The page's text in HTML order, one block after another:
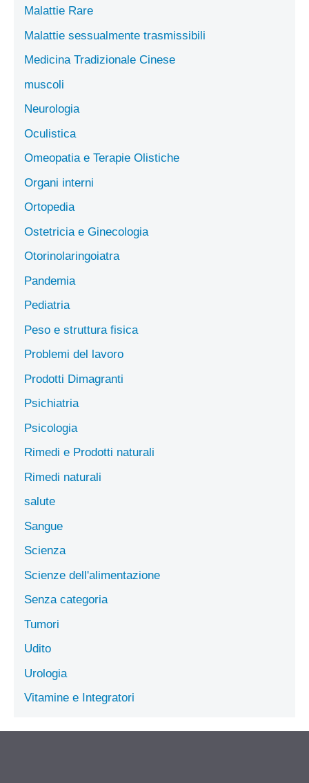
Malattie Rare
Malattie sessualmente trasmissibili
Medicina Tradizionale Cinese
muscoli
Neurologia
Oculistica
Omeopatia e Terapie Olistiche
Organi interni
Ortopedia
Ostetricia e Ginecologia
Otorinolaringoiatra
Pandemia
Pediatria
Peso e struttura fisica
Problemi del lavoro
Prodotti Dimagranti
Psichiatria
Psicologia
Rimedi e Prodotti naturali
Rimedi naturali
salute
Sangue
Scienza
Scienze dell'alimentazione
Senza categoria
Tumori
Udito
Urologia
Vitamine e Integratori